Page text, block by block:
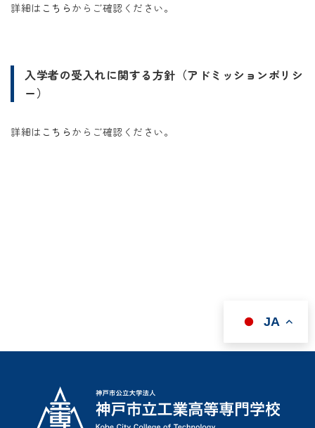
詳細は こちら からご確認ください。
入学者の受入れに関する方針（アドミッションポリシ
ー）
詳細は こちら からご確認ください。
JA